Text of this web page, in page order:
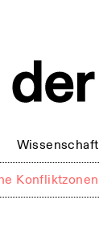
Wissenschaft
Konfliktzonen